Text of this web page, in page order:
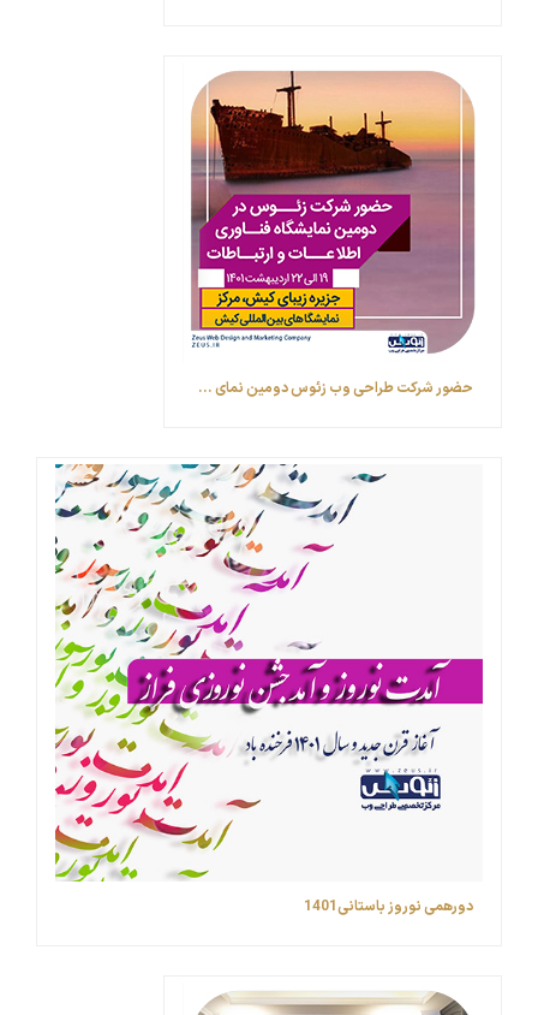
حضور شرکت طراحی وب زئوس ‎دومین نمای ...
دورهمی نوروز باستانی1401